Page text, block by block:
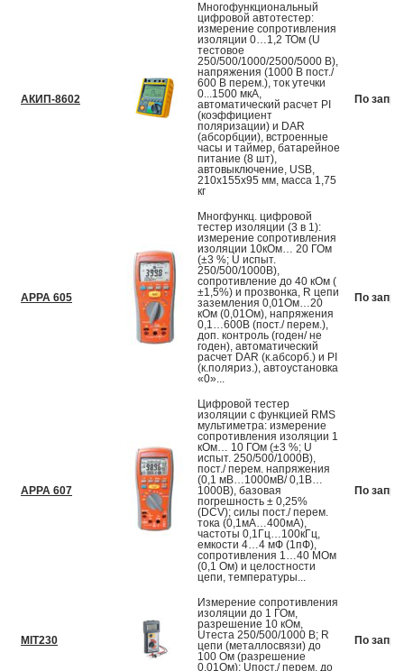
АКИП-8602
Многофункциональный
цифровой автотестер:
измерение сопротивления
изоляции 0…1,2 ТОм (U
тестовое
250/500/1000/2500/5000 В),
напряжения (1000 В пост./
600 В перем.), ток утечки
0...1500 мкА,
автоматический расчет PI
(коэффициент
поляризации) и DAR
(абсорбции), встроенные
часы и таймер, батарейное
питание (8 шт),
автовыключение, USB,
210х155х95 мм, масса 1,75
кг
По
APPA 605
Многфункц. цифровой
тестер изоляции (3 в 1):
измерение сопротивления
изоляции 10кОм… 20 ГОм
(±3 %; U испыт.
250/500/1000В),
сопротивление до 40 кОм (
±1,5%) и прозвонка, R цепи
заземления 0,01Ом…20
кОм (0,01Ом), напряжения
0,1…600В (пост./ перем.),
доп. контроль (годен/ не
годен), автоматический
расчет DAR (к.абсорб.) и PI
(к.поляриз.), автоустановка
«0»...
По
APPA 607
Цифровой тестер
изоляции с функцией RMS
мультиметра: измерение
сопротивления изоляции 1
кОм… 10 ГОм (±3 %; U
испыт. 250/500/1000В),
пост./ перем. напряжения
(0,1 мВ…1000мВ/ 0,1В…
1000В), базовая
погрешность ± 0,25%
(DCV); силы пост./ перем.
тока (0,1мА…400мА),
частоты 0,1Гц…100кГц,
емкости 4…4 мФ (1пФ),
сопротивления 1…40 МОм
(0,1 Ом) и целостности
цепи, температуры...
По
MIT230
Измерение сопротивления
изоляции до 1 ГОм,
разрешение 10 кОм,
Uтеста 250/500/1000 В; R
цепи (металлосвязи) до
100 Ом (разрешение
0,01Ом); Uпост./ перем. до
По